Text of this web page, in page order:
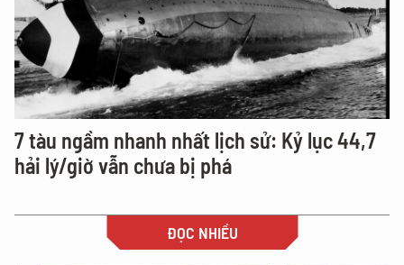
7 tàu ngầm nhanh nhất lịch sử: Kỷ lục 44,7
hải lý/giờ vẫn chưa bị phá
ĐỌC NHIỀU